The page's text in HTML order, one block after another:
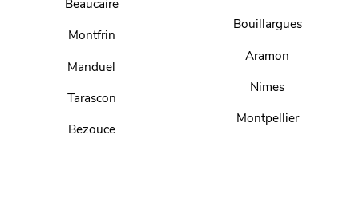
Beaucaire
Montfrin
Manduel
Tarascon
Bezouce
Bouillargues
Aramon
Nimes
Montpellier